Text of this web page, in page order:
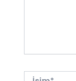
İsim*